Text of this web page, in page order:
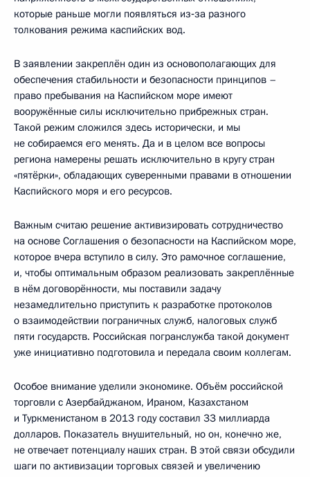
которые раньше могли появляться из‑за разного
толкования режима каспийских вод.
В заявлении закреплён один из основополагающих для
обеспечения стабильности и безопасности принципов –
право пребывания на Каспийском море имеют
вооружённые силы исключительно прибрежных стран.
Такой режим сложился здесь исторически, и мы
не собираемся его менять. Да и в целом все вопросы
региона намерены решать исключительно в кругу стран
«пятёрки», обладающих суверенными правами в отношении
Каспийского моря и его ресурсов.
Важным считаю решение активизировать сотрудничество
на основе Соглашения о безопасности на Каспийском море,
которое вчера вступило в силу. Это рамочное соглашение,
и, чтобы оптимальным образом реализовать закреплённые
в нём договорённости, мы поставили задачу
незамедлительно приступить к разработке протоколов
о взаимодействии пограничных служб, налоговых служб
пяти государств. Российская погранслужба такой документ
уже инициативно подготовила и передала своим коллегам.
Особое внимание уделили экономике. Объём российской
торговли с Азербайджаном, Ираном, Казахстаном
и Туркменистаном в 2013 году составил 33 миллиарда
долларов. Показатель внушительный, но он, конечно же,
не отвечает потенциалу наших стран. В этой связи обсудили
шаги по активизации торговых связей и увеличению